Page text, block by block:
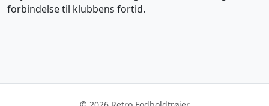
forbindelse til klubbens fortid.